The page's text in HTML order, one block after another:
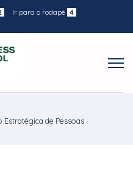
Ir para o rodapé 4
Estratégica de Pessoas